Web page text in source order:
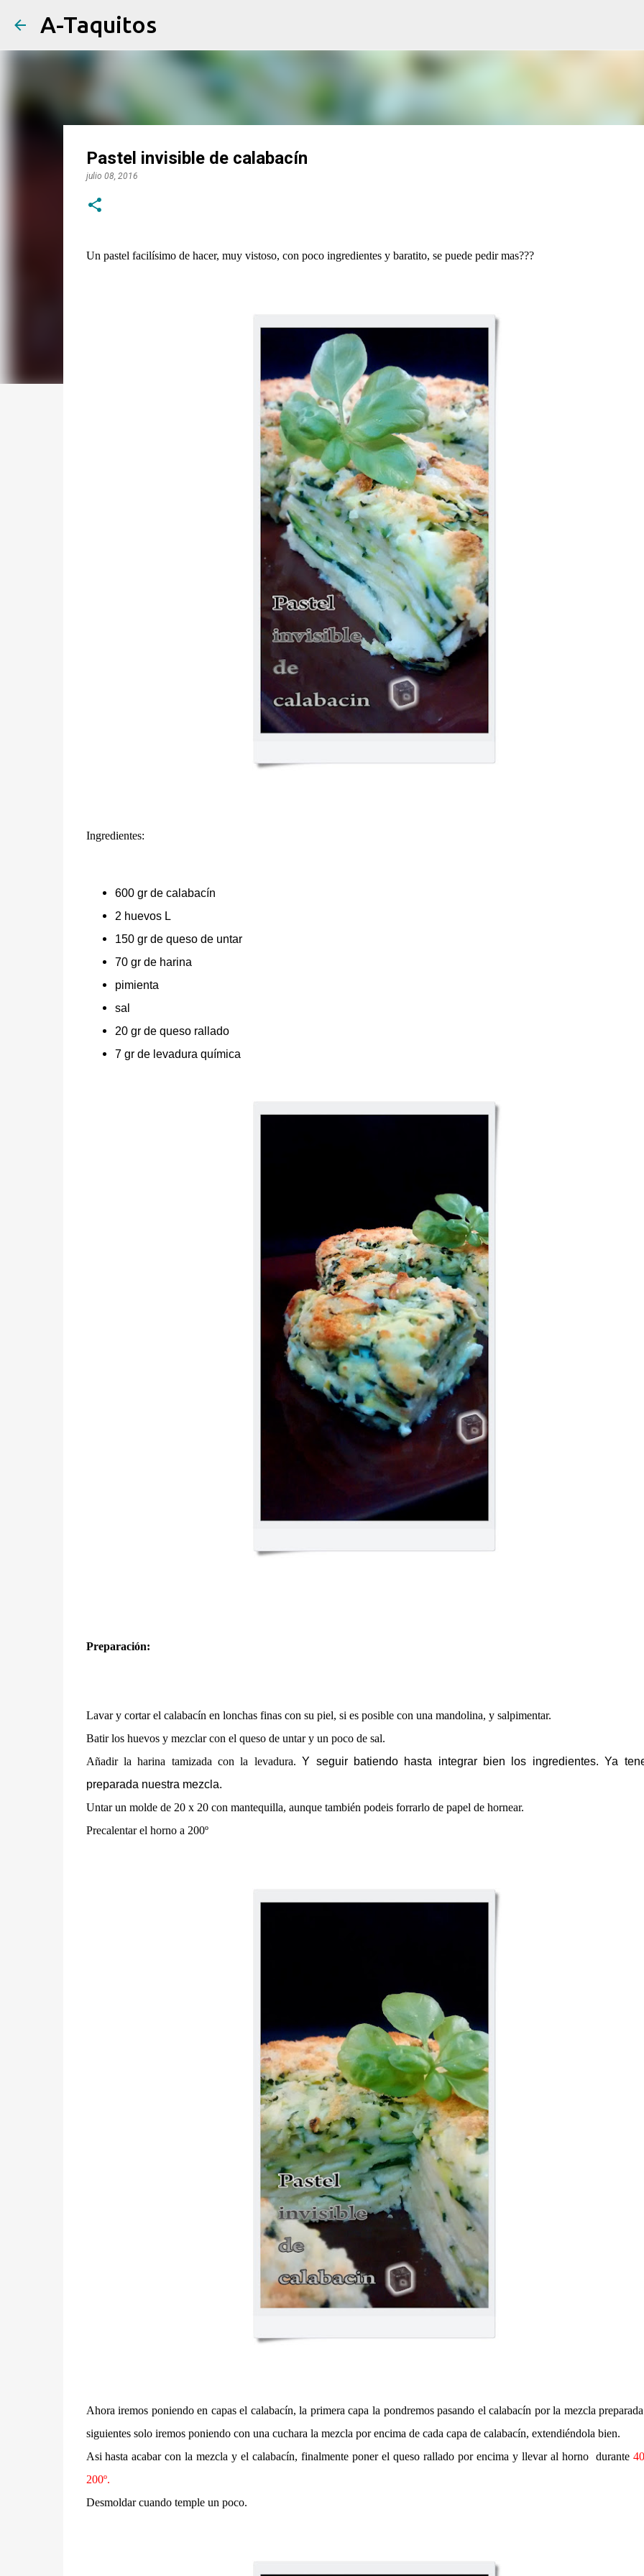
A-Taquitos
Pastel invisible de calabacín
julio 08, 2016
Un pastel facilísimo de hacer, muy vistoso, con poco ingredientes y baratito, se puede pedir mas???
Ingredientes:
600 gr de calabacín
2 huevos L
150 gr de queso de untar
70 gr de harina
pimienta
sal
20 gr de queso rallado
7 gr de levadura química
Preparación:
Lavar y cortar el calabacín en lonchas finas con su piel, si es posible con una mandolina, y salpimentar.
Batir los huevos y mezclar con el queso de untar y un poco de sal.
Añadir la harina tamizada con la levadura.Y seguir batiendo hasta integrar bien los ingredientes.Ya
preparada nuestra mezcla.
Untar un molde de 20 x 20 con mantequilla, aunque también podeis forrarlo de papel de hornear.
Precalentar el horno a 200º
Ahora iremos poniendo en capas el calabacín, la primera capa la pondremos pasando el calabacín por la mezcla
siguientes solo iremos poniendo con una cuchara la mezcla por encima de cada capa de calabacín, extendiéndola bien.
Asi hasta acabar con la mezcla y el calabacín, finalmente poner el queso rallado por encima y llevar al horno durante
200º.
Desmoldar cuando temple un poco.